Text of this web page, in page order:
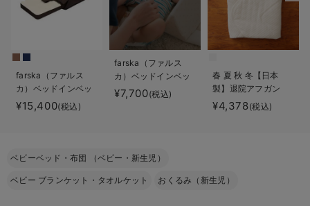
新生児スリーパー・ベビーパジャマ
ベビーシューズ・ファーストシューズ・ベビー靴下
ベビー リュック
ベビー 小物
赤ちゃん お風呂・ベビースキンケア
快適機能ウェア特集 ボトムス
快適機能ウェア特集 パジャマ
erbaviva（エルバビーバ）
安心の日本製。先輩ママが買ってよかった！本当に必要な出産準備品
買って正解！高評価レビューアイテム
長く使えるアイテム
お部屋映えアイテム
farska（ファルス
カ）ベッドインベッ
ド フレックス
¥15,400(税込)
farska（ファルス
カ）ベッドインベッ
ドエイドオーガニッ
¥7,700(税込)
春 夏 秋 冬【日本
製】退院アフガン
¥4,378(税込)
ベビーベッド・布団 （ベビー・新生児）
ベビー ブランケット・タオルケット おくるみ（新生児）